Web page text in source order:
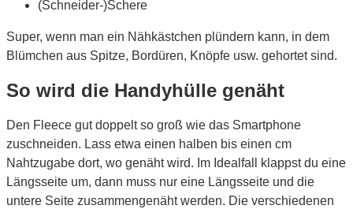
(Schneider-)Schere
Super, wenn man ein Nähkästchen plündern kann, in dem
Blümchen aus Spitze, Bordüren, Knöpfe usw. gehortet sind.
So wird die Handyhülle genäht
Den Fleece gut doppelt so groß wie das Smartphone
zuschneiden. Lass etwa einen halben bis einen cm
Nahtzugabe dort, wo genäht wird. Im Idealfall klappst du eine
Längsseite um, dann muss nur eine Längsseite und die
untere Seite zusammengenäht werden. Die verschiedenen